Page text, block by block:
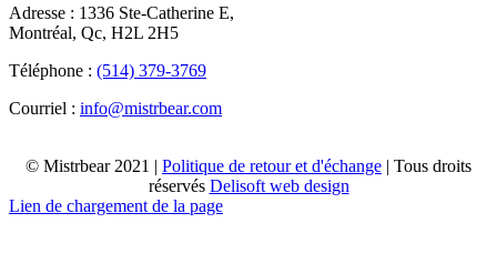
Adresse : 1336 Ste-Catherine E,
Montréal, Qc, H2L 2H5
Téléphone : (514) 379-3769
Courriel : info@mistrbear.com
© Mistrbear 2021 | Politique de retour et d'échange | Tous droits
réservés Delisoft web design
Lien de chargement de la page